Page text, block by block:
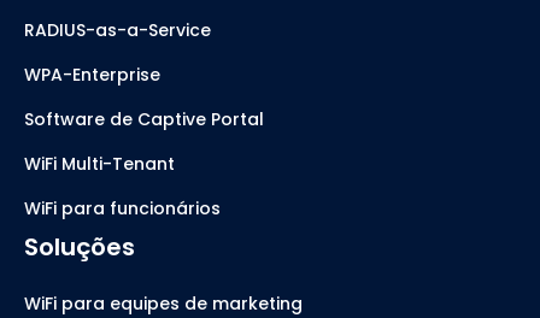
RADIUS-as-a-Service
WPA-Enterprise
Software de Captive Portal
WiFi Multi-Tenant
WiFi para funcionários
Soluções
WiFi para equipes de marketing